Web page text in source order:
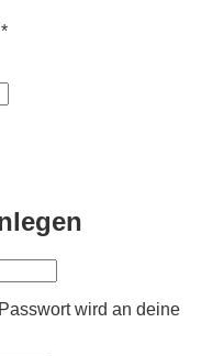
*Erforderlich
wird an deine